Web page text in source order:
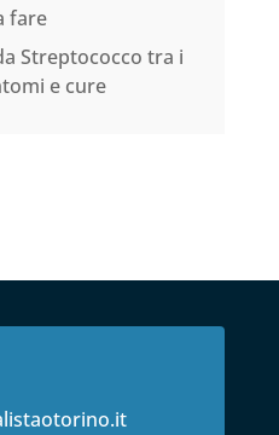
fare
Streptococco tra i
e cure